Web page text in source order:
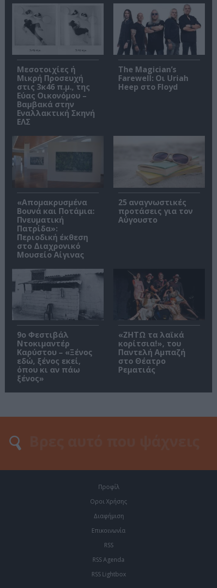
Μεσοτοιχίες ή
Μικρή Προσευχή
στις 3κ46 π.μ., της
Εύας Οικονόμου –
Βαμβακά στην
Εναλλακτική Σκηνή
ΕΛΣ
The Magician’s
Farewell: Οι Uriah
Heep στο Floyd
«Απομακρυσμένα
Βουνά και Ποτάμια:
Πνευματική
Πατρίδα»:
Περιοδική έκθεση
στο Διαχρονικό
Μουσείο Αίγινας
25 αναγνωστικές
προτάσεις για τον
Αύγουστο
9ο Φεστιβάλ
Ντοκιμαντέρ
Καρύστου – «Ξένος
εδώ, ξένος εκεί,
όπου κι αν πάω
ξένος»
«ΖΗΤΩ τα λαϊκά
κορίτσια!», του
Παντελή Αμπαζή
στο Θέατρο
Ρεματιάς
Προφίλ
Οροι Χρήσης
Διαφήμιση
Επικοινωνία
RSS
RSS Agenda
RSS Lightbox